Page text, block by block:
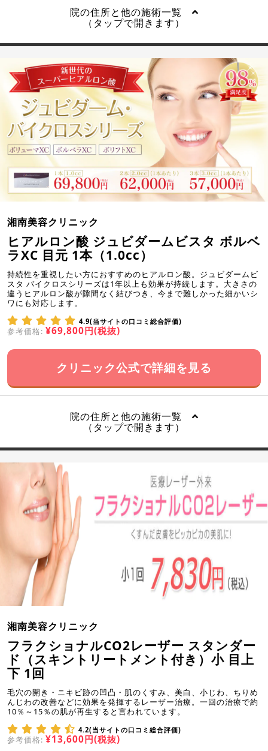
院の住所と他の施術一覧
（タップで開きます）
湘南美容クリニック
ヒアルロン酸 ジュビダームビスタ ボルベ
ラXC 目元 1本（1.0cc）
持続性を重視したい方におすすめのヒアルロン酸。ジュビダームビ
スタ バイクロスシリーズは1年以上も効果が持続します。大きさの
違うヒアルロン酸が隙間なく結びつき、今まで難しかった細かいシ
ワにも対応します。
4.9(当サイトの口コミ総合評価)
参考価格: ¥69,800円(税抜)
クリニック公式で詳細を見る
院の住所と他の施術一覧
（タップで開きます）
湘南美容クリニック
フラクショナルCO2レーザー スタンダー
ド（スキントリートメント付き）小 目上
下 1回
毛穴の開き・ニキビ跡の凹凸・肌のくすみ、美白、小じわ、ちりめ
んじわの改善などに効果を発揮するレーザー治療。一回の治療で約
10％～15％の肌が再生すると言われています。
4.2(当サイトの口コミ総合評価)
参考価格: ¥13,600円(税抜)